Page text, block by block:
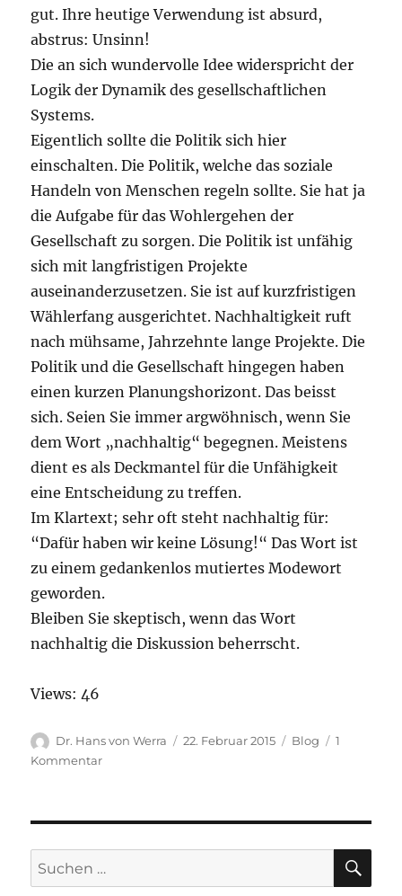
gut. Ihre heutige Verwendung ist absurd,
abstrus: Unsinn!
Die an sich wundervolle Idee widerspricht der
Logik der Dynamik des gesellschaftlichen
Systems.
Eigentlich sollte die Politik sich hier
einschalten. Die Politik, welche das soziale
Handeln von Menschen regeln sollte. Sie hat ja
die Aufgabe für das Wohlergehen der
Gesellschaft zu sorgen. Die Politik ist unfähig
sich mit langfristigen Projekte
auseinanderzusetzen. Sie ist auf kurzfristigen
Wählerfang ausgerichtet. Nachhaltigkeit ruft
nach mühsame, Jahrzehnte lange Projekte. Die
Politik und die Gesellschaft hingegen haben
einen kurzen Planungshorizont. Das beisst
sich. Seien Sie immer argwöhnisch, wenn Sie
dem Wort „nachhaltig“ begegnen. Meistens
dient es als Deckmantel für die Unfähigkeit
eine Entscheidung zu treffen.
Im Klartext; sehr oft steht nachhaltig für:
“Dafür haben wir keine Lösung!“ Das Wort ist
zu einem gedankenlos mutiertes Modewort
geworden.
Bleiben Sie skeptisch, wenn das Wort
nachhaltig die Diskussion beherrscht.
Views: 46
Autor
Dr. Hans von Werra
Veröffentlicht
22. Februar 2015 Kategorien
Blog
1
Kommentarzu
Suchen
nach: